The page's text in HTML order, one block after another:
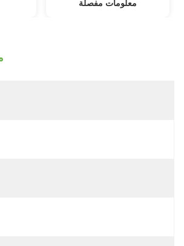
معلومات مفصلة